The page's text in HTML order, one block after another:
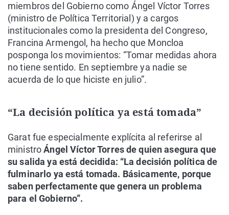
miembros del Gobierno como Ángel Víctor Torres
(ministro de Política Territorial) y a cargos
institucionales como la presidenta del Congreso,
Francina Armengol, ha hecho que Moncloa
posponga los movimientos: “Tomar medidas ahora
no tiene sentido. En septiembre ya nadie se
acuerda de lo que hiciste en julio”.
“La decisión política ya está tomada”
Garat fue especialmente explícita al referirse al
ministroÁngel Víctor Torres de quien asegura que
su salida ya está decidida: “La decisión política de
fulminarlo ya está tomada. Básicamente, porque
saben perfectamente que genera un problema
para el Gobierno”.